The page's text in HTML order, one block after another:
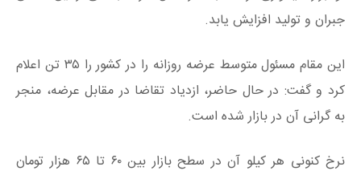
جبران و تولید افزایش یابد.
این مقام مسئول متوسط عرضه روزانه را در کشور را ۳۵ تن اعلام
کرد و گفت: در حال حاضر، ازدیاد تقاضا در مقابل عرضه، منجر
به گرانی آن در بازار شده است.
نرخ کنونی هر کیلو آن در سطح بازار بین ۶۰ تا ۶۵ هزار تومان